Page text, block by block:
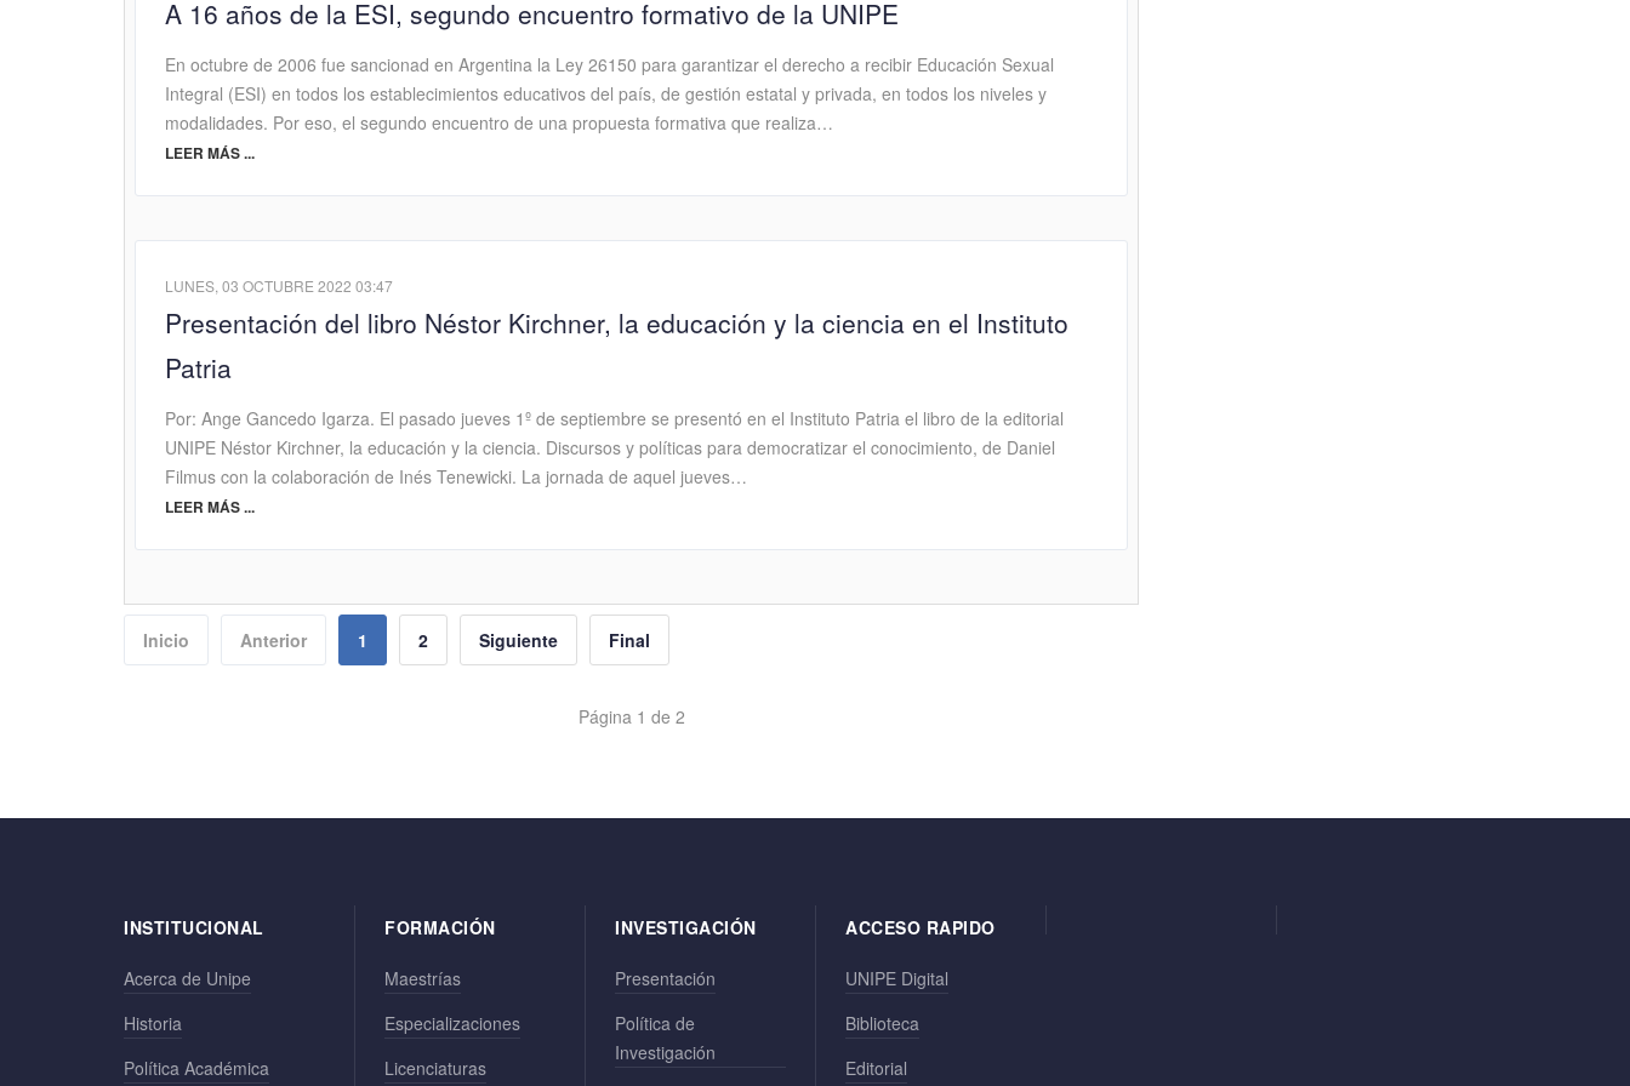
A 16 años de la ESI, segundo encuentro formativo de la UNIPE
En octubre de 2006 fue sancionad en Argentina la Ley 26150 para garantizar el derecho a recibir Educación Sexual
Integral (ESI) en todos los establecimientos educativos del país, de gestión estatal y privada, en todos los niveles y
modalidades. Por eso, el segundo encuentro de una propuesta formativa que realiza…
LEER MÁS ...
LUNES, 03 OCTUBRE 2022 03:47
Presentación del libro Néstor Kirchner, la educación y la ciencia en el Instituto
Patria
Por: Ange Gancedo Igarza. El pasado jueves 1º de septiembre se presentó en el Instituto Patria el libro de la editorial
UNIPE Néstor Kirchner, la educación y la ciencia. Discursos y políticas para democratizar el conocimiento, de Daniel
Filmus con la colaboración de Inés Tenewicki. La jornada de aquel jueves…
LEER MÁS ...
Inicio Anterior 1 2 Siguiente Final
Página 1 de 2
INSTITUCIONAL
Acerca de Unipe
Historia
Política Académica
FORMACIÓN
Maestrías
Especializaciones
Licenciaturas
INVESTIGACIÓN
Presentación
Política de
Investigación
ACCESO RAPIDO
UNIPE Digital
Biblioteca
Editorial